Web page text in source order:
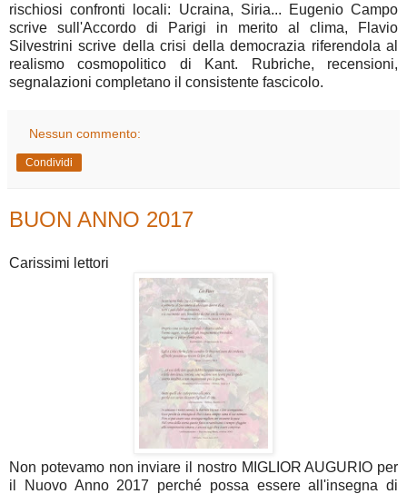
rischiosi confronti locali: Ucraina, Siria... Eugenio Campo
scrive sull'Accordo di Parigi in merito al clima, Flavio
Silvestrini scrive della crisi della democrazia riferendola al
realismo cosmopolitico di Kant. Rubriche, recensioni,
segnalazioni completano il consistente fascicolo.
Nessun commento:
Condividi
BUON ANNO 2017
Carissimi lettori
Non potevamo non inviare il nostro MIGLIOR AUGURIO per
il Nuovo Anno 2017 perché possa essere all'insegna di